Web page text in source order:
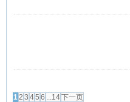
12 3 45 6 ...14下一页